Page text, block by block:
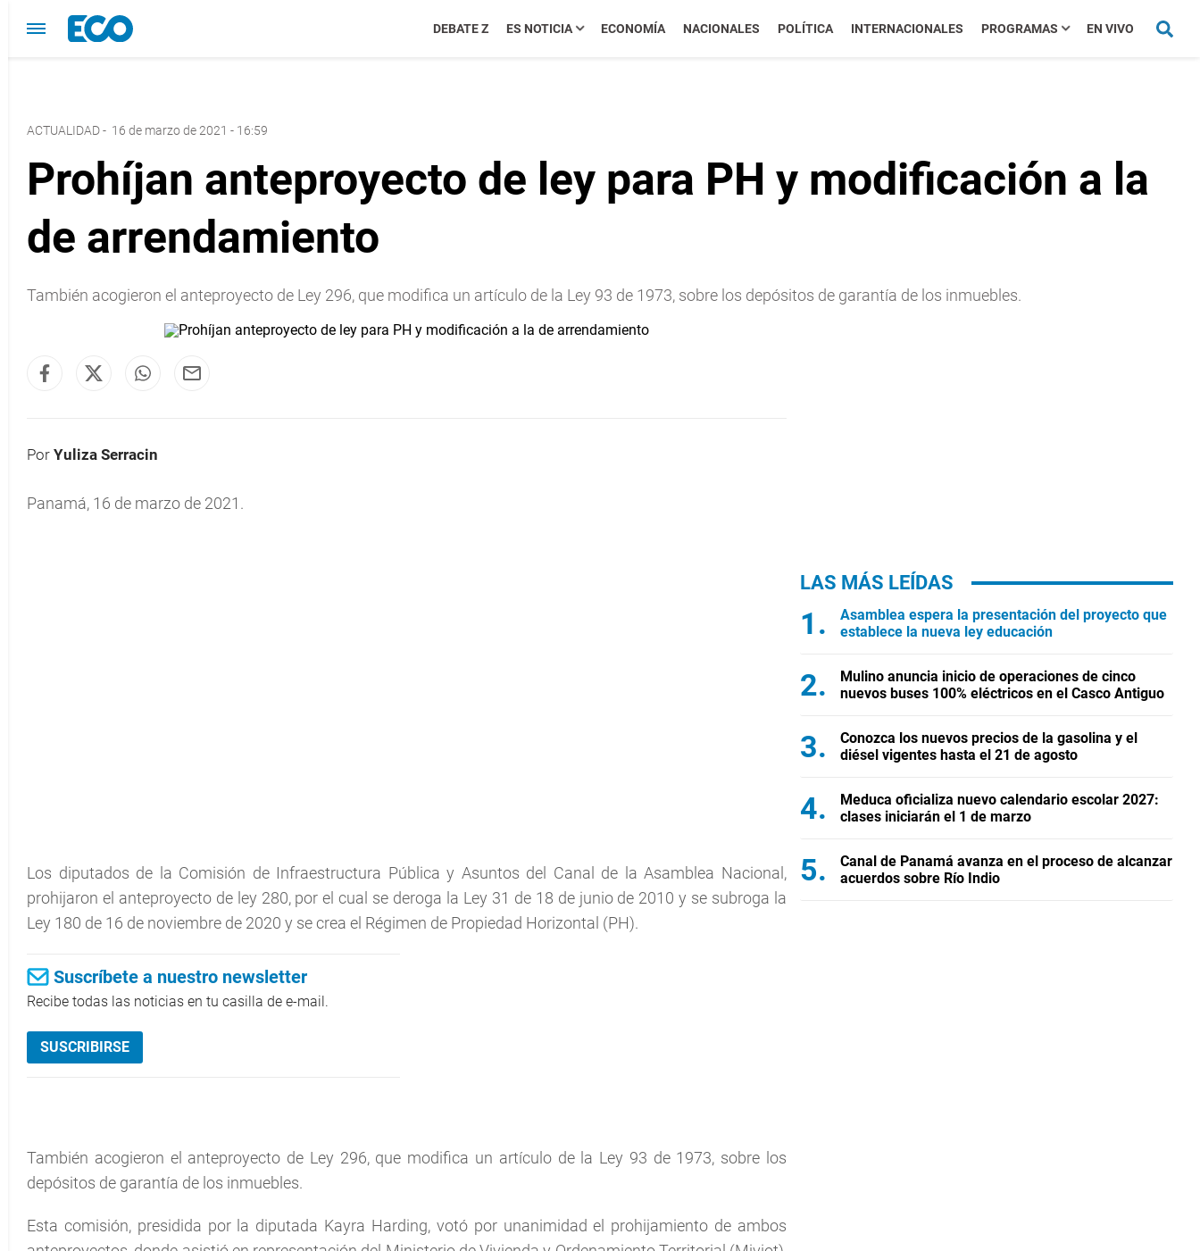
DEBATE Z ES NOTICIA ECONOMÍA NACIONALES POLÍTICA INTERNACIONALES PROGRAMAS EN VIVO
ACTUALIDAD- 16 de marzo de 2021 - 16:59
Prohíjan anteproyecto de ley para PH y modificación a la
de arrendamiento
También acogieron el anteproyecto de Ley 296, que modifica un artículo de la Ley 93 de 1973, sobre los depósitos de garantía de los inmuebles.
Por Yuliza Serracin
Panamá, 16 de marzo de 2021.
Los diputados de la Comisión de Infraestructura Pública y Asuntos del Canal de la Asamblea Nacional,
prohijaron el anteproyecto de ley 280, por el cual se deroga la Ley 31 de 18 de junio de 2010 y se subroga la
Ley 180 de 16 de noviembre de 2020 y se crea el Régimen de Propiedad Horizontal (PH).
Suscríbete a nuestro newsletter
Recibe todas las noticias en tu casilla de e-mail.
SUSCRIBIRSE
También acogieron el anteproyecto de Ley 296, que modifica un artículo de la Ley 93 de 1973, sobre los
depósitos de garantía de los inmuebles.
Esta comisión, presidida por la diputada Kayra Harding, votó por unanimidad el prohijamiento de ambos
LAS MÁS LEÍDAS
Asamblea espera la presentación del proyecto que
establece la nueva ley educación
Mulino anuncia inicio de operaciones de cinco
nuevos buses 100% eléctricos en el Casco Antiguo
Conozca los nuevos precios de la gasolina y el
diésel vigentes hasta el 21 de agosto
Meduca oficializa nuevo calendario escolar 2027:
clases iniciarán el 1 de marzo
Canal de Panamá avanza en el proceso de alcanzar
acuerdos sobre Río Indio